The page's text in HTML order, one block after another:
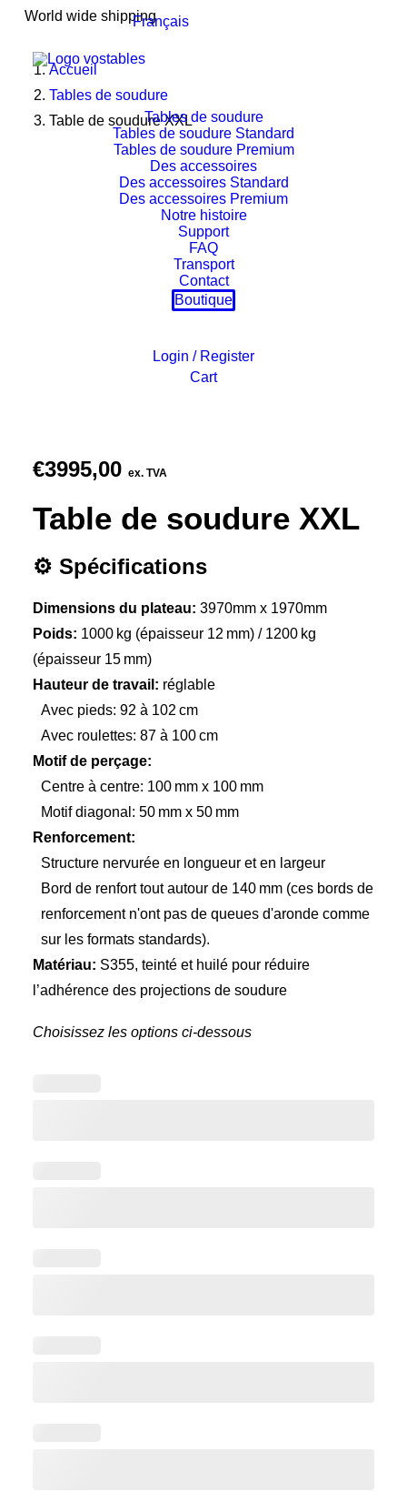
World wide shippingFrançais
Tables de soudure
Tables de soudure Standard
Tables de soudure Premium
Des accessoires
Des accessoires Standard
Des accessoires Premium
Notre histoire
Support
FAQ
Transport
Contact
Boutique
Login / Register
Cart
Accueil
Tables de soudure
Table de soudure XXL
€3995,00 ex. TVA
Table de soudure XXL
⚙️ Spécifications
Dimensions du plateau: 3970mm x 1970mm
Poids: 1000 kg (épaisseur 12 mm) / 1200 kg
(épaisseur 15 mm)
Hauteur de travail: réglable
Avec pieds: 92 à 102 cm
Avec roulettes: 87 à 100 cm
Motif de perçage:
Centre à centre: 100 mm x 100 mm
Motif diagonal: 50 mm x 50 mm
Renforcement:
Structure nervurée en longueur et en largeur
Bord de renfort tout autour de 140 mm (ces bords de
renforcement n'ont pas de queues d'aronde comme
sur les formats standards).
Matériau: S355, teinté et huilé pour réduire
l’adhérence des projections de soudure
Choisissez les options ci-dessous